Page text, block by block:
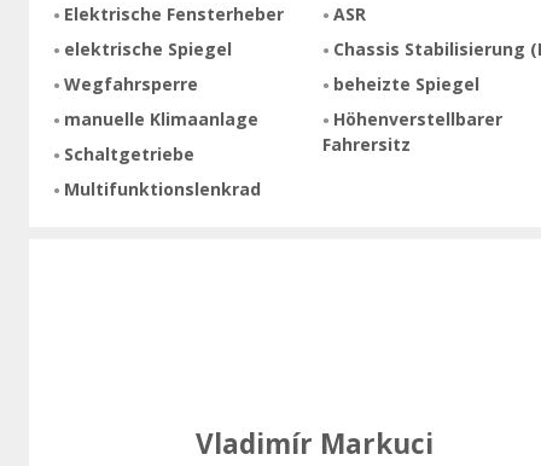
Elektrische Fensterheber
elektrische Spiegel
Wegfahrsperre
manuelle Klimaanlage
Schaltgetriebe
Multifunktionslenkrad
ASR
Chassis Stabilisierung
beheizte Spiegel
Höhenverstellbarer
Fahrersitz
Vladimír Markuci